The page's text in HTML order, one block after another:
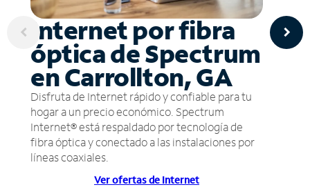
Internet por fibra
óptica de Spectrum
en Carrollton, GA
Disfruta de Internet rápido y confiable para tu
hogar a un precio económico. Spectrum
Internet® está respaldado por tecnología de
fibra óptica y conectado a las instalaciones por
líneas coaxiales.
Ver ofertas de Internet